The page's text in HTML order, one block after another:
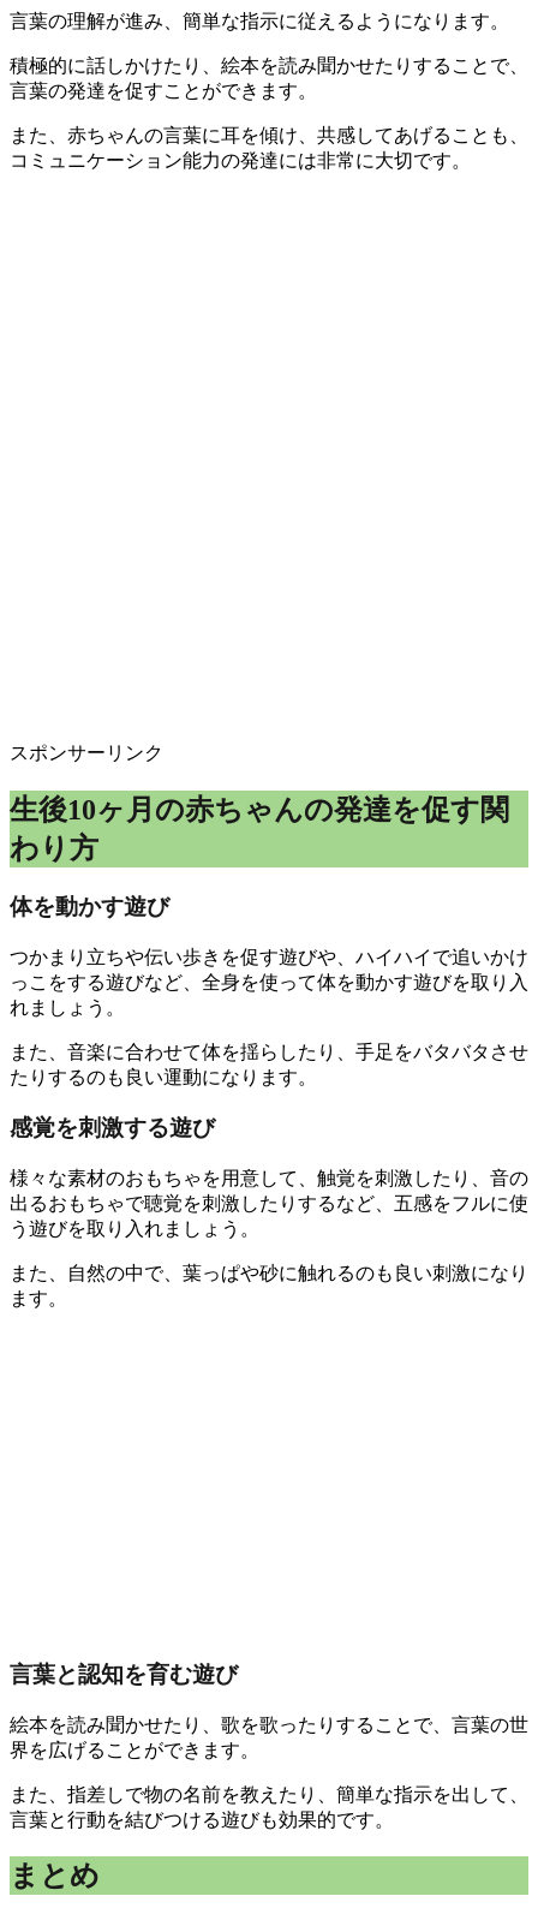
言葉の理解が進み、簡単な指示に従えるようになります。
積極的に話しかけたり、絵本を読み聞かせたりすることで、
言葉の発達を促すことができます。
また、赤ちゃんの言葉に耳を傾け、共感してあげることも、
コミュニケーション能力の発達には非常に大切です。
スポンサーリンク
生後10ヶ月の赤ちゃんの発達を促す関
わり方
体を動かす遊び
つかまり立ちや伝い歩きを促す遊びや、ハイハイで追いかけ
っこをする遊びなど、全身を使って体を動かす遊びを取り入
れましょう。
また、音楽に合わせて体を揺らしたり、手足をバタバタさせ
たりするのも良い運動になります。
感覚を刺激する遊び
様々な素材のおもちゃを用意して、触覚を刺激したり、音の
出るおもちゃで聴覚を刺激したりするなど、五感をフルに使
う遊びを取り入れましょう。
また、自然の中で、葉っぱや砂に触れるのも良い刺激になり
ます。
言葉と認知を育む遊び
絵本を読み聞かせたり、歌を歌ったりすることで、言葉の世
界を広げることができます。
また、指差しで物の名前を教えたり、簡単な指示を出して、
言葉と行動を結びつける遊びも効果的です。
まとめ